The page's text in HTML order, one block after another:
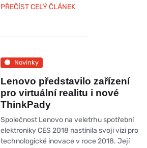
PŘEČÍST CELÝ ČLÁNEK
Novinky
Lenovo představilo zařízení
pro virtuální realitu i nové
ThinkPady
Společnost Lenovo na veletrhu spotřební
elektroniky CES 2018 nastínila svoji vizi pro
technologické inovace v roce 2018. Její